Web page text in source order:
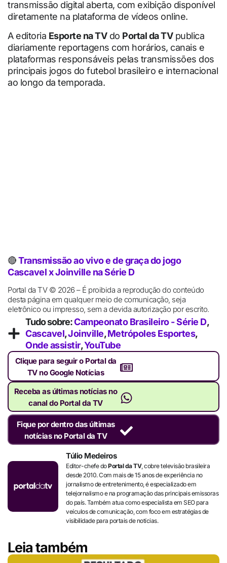
transmissão digital aberta, com exibição disponível
diretamente na plataforma de vídeos online.
A editoria Esporte na TVdo Portal da TVpublica
diariamente reportagens com horários, canais e
plataformas responsáveis pelas transmissões dos
principais jogos do futebol brasileiro e internacional
ao longo da temporada.
🔴Transmissão ao vivo e de graça do jogo
Cascavel x Joinville na Série D
Portal da TV © 2026 – É proibida a reprodução do conteúdo
desta página em qualquer meio de comunicação, seja
eletrônico ou impresso, sem a devida autorização por escrito.
Tudo sobre:Campeonato Brasileiro - Série D,
Cascavel,Joinville,Metrópoles Esportes,
Onde assistir,YouTube
Clique para seguir o Portal da
TV no Google Notícias
Receba as últimas notícias no
canal do Portal da TV
Fique por dentro das últimas
notícias no Portal da TV
Túlio Medeiros
Editor-chefe doPortal da TV, cobre televisão brasileira
desde 2010. Com mais de 15 anos de experiência no
jornalismo de entretenimento, é especializado em
telejornalismo e na programação das principais emissoras
do país. Também atua como especialista em SEO para
veículos de comunicação, com foco em estratégias de
visibilidade para portais de notícias.
Leia também